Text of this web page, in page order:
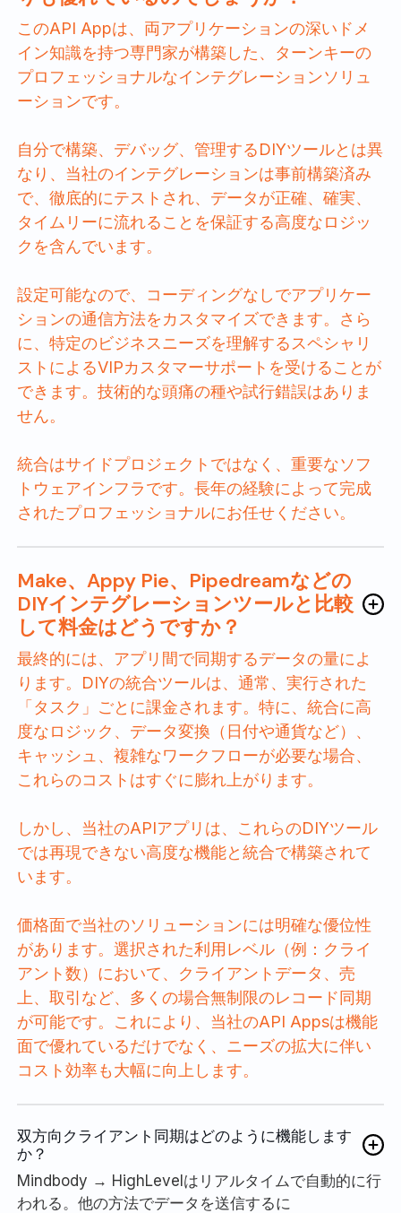
このAPI Appは、両アプリケーションの深いドメ
イン知識を持つ専門家が構築した、ターンキーの
プロフェッショナルなインテグレーションソリュ
ーションです。
自分で構築、デバッグ、管理するDIYツールとは異
なり、当社のインテグレーションは事前構築済み
で、徹底的にテストされ、データが正確、確実、
タイムリーに流れることを保証する高度なロジッ
クを含んでいます。
設定可能なので、コーディングなしでアプリケー
ションの通信方法をカスタマイズできます。さら
に、特定のビジネスニーズを理解するスペシャリ
ストによるVIPカスタマーサポートを受けることが
できます。技術的な頭痛の種や試行錯誤はありま
せん。
統合はサイドプロジェクトではなく、重要なソフ
トウェアインフラです。長年の経験によって完成
されたプロフェッショナルにお任せください。
Make、Appy Pie、Pipedreamなどの
DIYインテグレーションツールと比較
して料金はどうですか？
最終的には、アプリ間で同期するデータの量によ
ります。DIYの統合ツールは、通常、実行された
「タスク」ごとに課金されます。特に、統合に高
度なロジック、データ変換（日付や通貨など）、
キャッシュ、複雑なワークフローが必要な場合、
これらのコストはすぐに膨れ上がります。
しかし、当社のAPIアプリは、これらのDIYツール
では再現できない高度な機能と統合で構築されて
います。
価格面で当社のソリューションには明確な優位性
があります。選択された利用レベル（例：クライ
アント数）において、クライアントデータ、売
上、取引など、多くの場合無制限のレコード同期
が可能です。これにより、当社のAPI Appsは機能
面で優れているだけでなく、ニーズの拡大に伴い
コスト効率も大幅に向上します。
双方向クライアント同期はどのように機能します
か？
Mindbody → HighLevelはリアルタイムで自動的に行
われる。他の方法でデータを送信するに